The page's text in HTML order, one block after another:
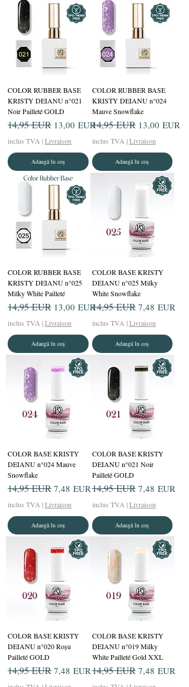
COLOR RUBBER BASE
KRISTY DEIANU n°021
Noir Pailleté GOLD
Preț normal
14,95 EUR Preț redus
13,00 EUR
inclus TVA |Livraison
Adaugă în coș
COLOR RUBBER BASE
KRISTY DEIANU n°024
Mauve Snowflake
Preț normal
14,95 EUR Preț redus
13,00 EUR
inclus TVA |Livraison
Adaugă în coș
COLOR RUBBER BASE
KRISTY DEIANU n°025
Milky White Pailleté
Preț normal
14,95 EUR Preț redus
13,00 EUR
inclus TVA |Livraison
Adaugă în coș
COLOR BASE KRISTY
DEIANU n°025 Milky
White Snowflake
Preț normal
14,95 EUR Preț redus
7,48 EUR
inclus TVA |Livraison
Adaugă în coș
COLOR BASE KRISTY
DEIANU n°024 Mauve
Snowflake
Preț normal
14,95 EUR Preț redus
7,48 EUR
inclus TVA |Livraison
Adaugă în coș
COLOR BASE KRISTY
DEIANU n°021 Noir
Pailleté GOLD
Preț normal
14,95 EUR Preț redus
7,48 EUR
inclus TVA |Livraison
Adaugă în coș
COLOR BASE KRISTY
DEIANU n°020 Roşu
Pailleté GOLD
Preț normal
14,95 EUR Preț redus
7,48 EUR
COLOR BASE KRISTY
DEIANU n°019 Milky
White Pailleté Gold XXL
Preț normal
14,95 EUR Preț redus
7,48 EUR